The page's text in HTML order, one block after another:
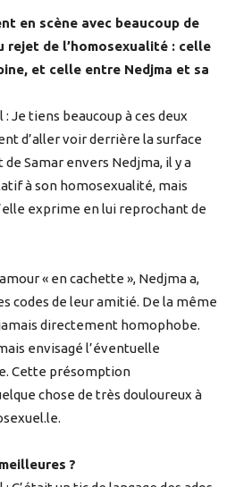
en scène avec beaucoup de
rejet de l’homosexualité : celle
et celle entre Nedjma et sa
Je tiens beaucoup à ces deux
d’aller voir derrière la surface
Samar envers Nedjma, il y a
à son homosexualité, mais
exprime en lui reprochant de
« en cachette », Nedjma a,
codes de leur amitié. De la même
directement homophobe.
envisagé l’éventuelle
Cette présomption
chose de très douloureux à
?